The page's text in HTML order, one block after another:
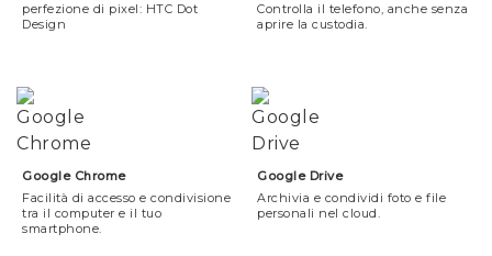
perfezione di pixel: HTC Dot
Design
Controlla il telefono, anche senza
aprire la custodia.
Google Chrome
Facilità di accesso e condivisione
tra il computer e il tuo
smartphone.
Google Drive
Archivia e condividi foto e file
personali nel cloud.